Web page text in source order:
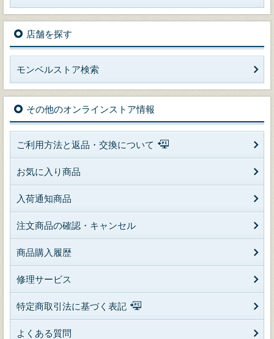
店舗を探す
モンベルストア検索
その他のオンラインストア情報
ご利用方法と返品・交換について
お気に入り商品
入荷通知商品
注文商品の確認・キャンセル
商品購入履歴
修理サービス
特定商取引法に基づく表記
よくある質問